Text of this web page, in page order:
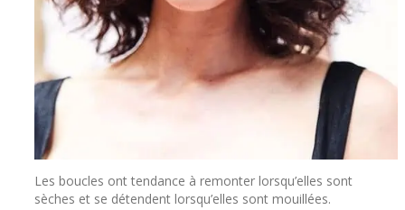
Les boucles ont tendance à remonter lorsqu’elles sont
sèches et se détendent lorsqu’elles sont mouillées.